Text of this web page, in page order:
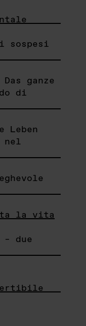
sospesi
ganze
di
Leben
nel
la vita
– due